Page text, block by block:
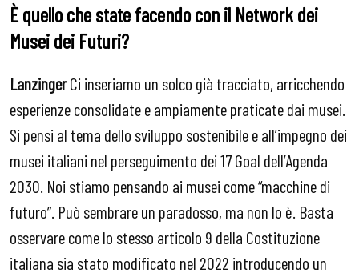
È quello che state facendo con il Network dei
Musei dei Futuri?
LanzingerCi inseriamo un solco già tracciato, arricchendo
esperienze consolidate e ampiamente praticate dai musei.
Si pensi al tema dello sviluppo sostenibile e all’impegno dei
musei italiani nel perseguimento dei 17 Goal dell’Agenda
2030. Noi stiamo pensando ai musei come “macchine di
futuro”. Può sembrare un paradosso, ma non lo è. Basta
osservare come lo stesso articolo 9 della Costituzione
italiana sia stato modificato nel 2022 introducendo un